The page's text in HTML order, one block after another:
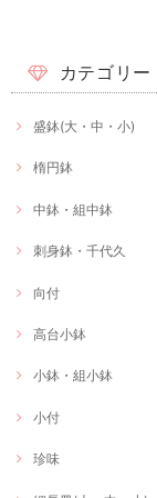
カテゴリー
盛鉢(大・中・小)
楕円鉢
中鉢・組中鉢
刺身鉢・千代久
向付
高台小鉢
小鉢・組小鉢
小付
珍味